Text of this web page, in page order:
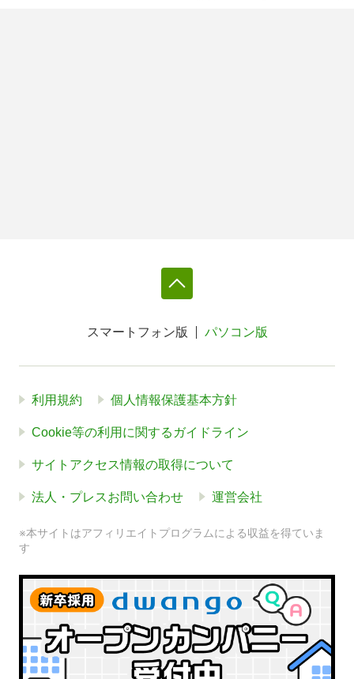
スマートフォン版 パソコン版
利用規約 個人情報保護基本方針
Cookie等の利用に関するガイドライン
サイトアクセス情報の取得について
法人・プレスお問い合わせ 運営会社
※本サイトはアフィリエイトプログラムによる収益を得ていま
す